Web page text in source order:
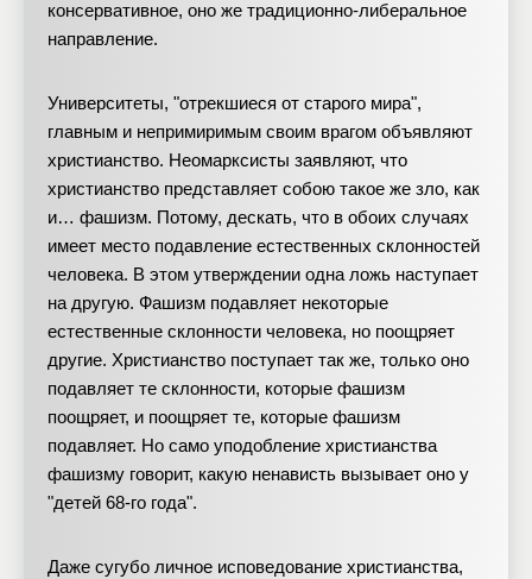
консервативное, оно же традиционно-либеральное
направление.
Университеты, "отрекшиеся от старого мира",
главным и непримиримым своим врагом объявляют
христианство. Неомарксисты заявляют, что
христианство представляет собою такое же зло, как
и… фашизм. Потому, дескать, что в обоих случаях
имеет место подавление естественных склонностей
человека. В этом утверждении одна ложь наступает
на другую. Фашизм подавляет некоторые
естественные склонности человека, но поощряет
другие. Христианство поступает так же, только оно
подавляет те склонности, которые фашизм
поощряет, и поощряет те, которые фашизм
подавляет. Но само уподобление христианства
фашизму говорит, какую ненависть вызывает оно у
"детей 68-го года".
Даже сугубо личное исповедование христианства,